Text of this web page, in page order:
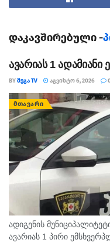
დაკავშირებული -
ავარიას 1 ადამიანი
BYᲛᲔᲒᲐ TV ᲐᲒᲕᲘᲡᲢᲝ 6, 2026
ᲛᲗᲐᲕᲐᲠᲘ
ადიგენის
ავარიას 1 პირი